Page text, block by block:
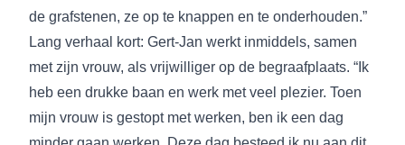
de grafstenen, ze op te knappen en te onderhouden.”
Lang verhaal kort: Gert-Jan werkt inmiddels, samen
met zijn vrouw, als vrijwilliger op de begraafplaats. “Ik
heb een drukke baan en werk met veel plezier. Toen
mijn vrouw is gestopt met werken, ben ik een dag